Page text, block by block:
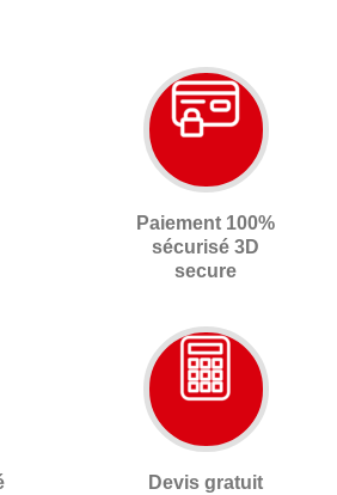
Paiement 100%
sécurisé 3D
secure
Devis gratuit